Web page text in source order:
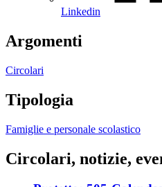
Linkedin
Argomenti
Circolari
Tipologia
Famiglie e personale scolastico
Circolari, notizie,